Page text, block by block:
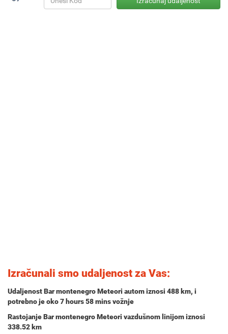
Izračunali smo udaljenost za Vas:
Udaljenost Bar montenegro Meteori autom iznosi 488 km, i
potrebno je oko7 hours 58 minsvožnje
Rastojanje Bar montenegro Meteori vazdušnom linijom iznosi
338.52 km